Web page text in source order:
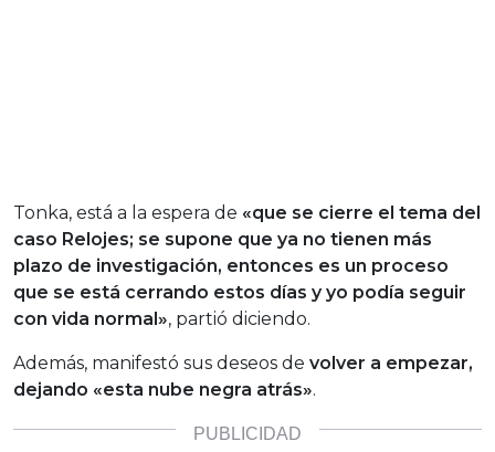
Tonka, está a la espera de «que se cierre el tema del
caso Relojes; se supone que ya no tienen más
plazo de investigación, entonces es un proceso
que se está cerrando estos días y yo podía seguir
con vida normal», partió diciendo.
Además, manifestó sus deseos de volver a empezar,
dejando «esta nube negra atrás».